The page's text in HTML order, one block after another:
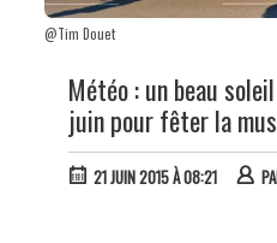
@Tim Douet
Météo : un beau
juin pour fêter la
21 JUIN 2015 À 08:21